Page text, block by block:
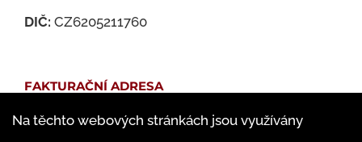
DIČ: CZ6205211760
FAKTURAČNÍ ADRESA
Na těchto webových stránkách jsou využívány